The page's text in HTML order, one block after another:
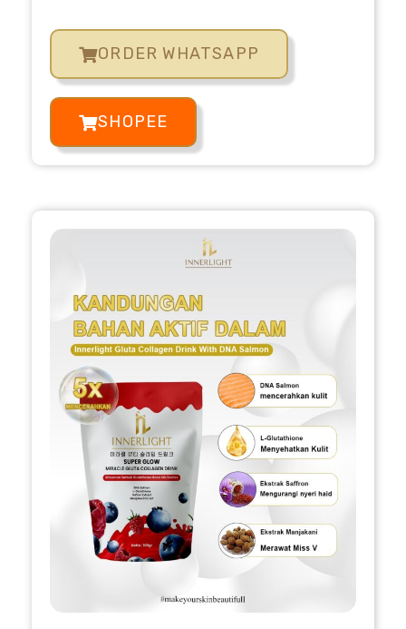
ORDER WHATSAPP
SHOPEE